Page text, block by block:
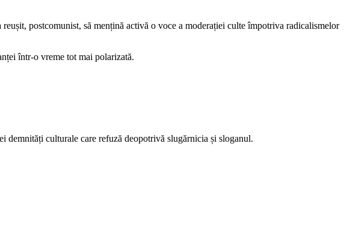
postcomunist, să mențină activă o voce a moderației culte împotriva radicalismelor
într-o vreme tot mai polarizată.
demnități culturale care refuză deopotrivă slugărnicia și sloganul.